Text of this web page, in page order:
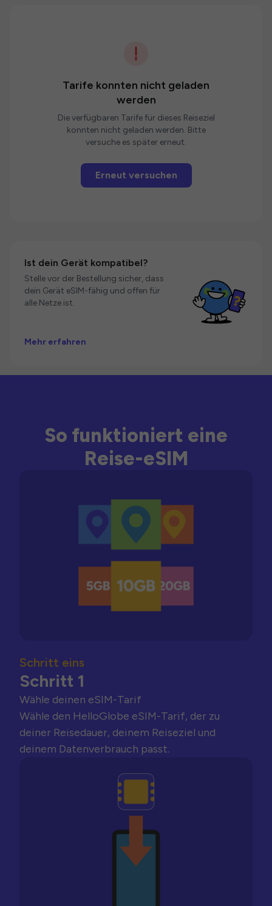
Tarife konnten nicht geladen
werden
Die verfügbaren Tarife für dieses Reiseziel
konnten nicht geladen werden. Bitte
versuche es später erneut.
Erneut versuchen
Ist dein Gerät kompatibel?
Stelle vor der Bestellung sicher, dass
dein Gerät eSIM-fähig und offen für
alle Netze ist.
Mehr erfahren
So funktioniert eine
Reise-eSIM
Schritt eins
Schritt 1
Wähle deinen eSIM-Tarif
Wähle den HelloGlobe eSIM-Tarif, der zu
deiner Reisedauer, deinem Reiseziel und
deinem Datenverbrauch passt.